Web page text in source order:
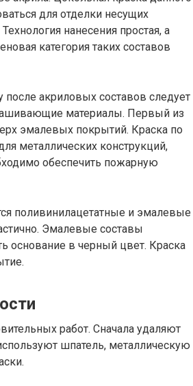
для отделки несущих
нанесения простая, а
категория таких составов
акриловых составов следует
материалы. Первый из
эмалевых покрытий. Краска по
металлических конструкций,
обеспечить пожарную
поливинилацетатные и эмалевые
Эмалевые составы
основание в черный цвет. Краска
работ. Сначала удаляют
шпатель, металлическую